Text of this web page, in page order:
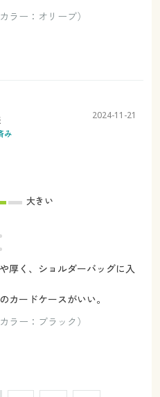
ラー：オリーブ）
み
2024-11-21
大きい
厚く、ショルダーバッグに入
カードケースがいい。
ラー：ブラック）